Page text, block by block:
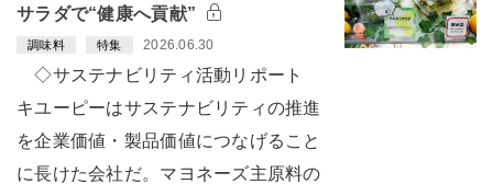
サラダで“健康へ貢献”
調味料 特集 2026.06.30
◇サステナビリティ活動リポート
キユーピーはサステナビリティの推進
を企業価値・製品価値につなげること
に長けた会社だ。マヨネーズ主原料の